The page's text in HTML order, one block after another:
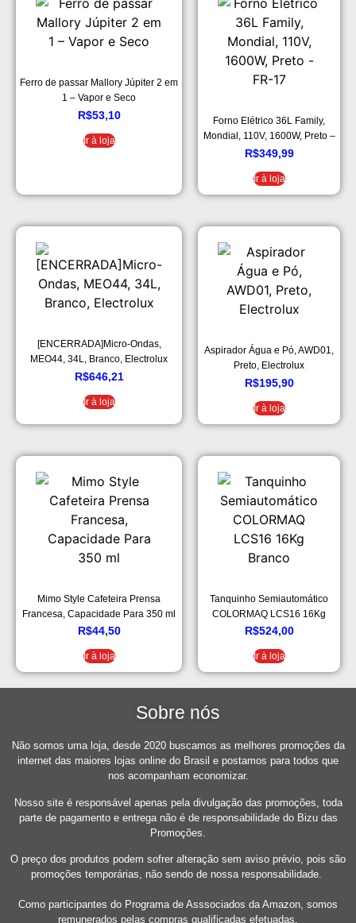
Ferro de passar Mallory Júpiter 2 em
1 – Vapor e Seco
R$53,10
Ir à loja
Forno Elétrico 36L Family,
Mondial, 110V, 1600W, Preto –
FR-17
R$349,99
Ir à loja
[ENCERRADA]Micro-Ondas,
MEO44, 34L, Branco, Electrolux
R$646,21
Ir à loja
Aspirador Água e Pó, AWD01,
Preto, Electrolux
R$195,90
Ir à loja
Mimo Style Cafeteira Prensa
Francesa, Capacidade Para 350 ml
R$44,50
Ir à loja
Tanquinho Semiautomático
COLORMAQ LCS16 16Kg
Branco
R$524,00
Ir à loja
Sobre nós
Não somos uma loja, desde 2020 buscamos as melhores promoções da
internet das maiores lojas online do Brasil e postamos para todos que
nos acompanham economizar.
Nosso site é responsável apenas pela divulgação das promoções, toda
parte de pagamento e entrega não é de responsabilidade do Bizu das
Promoções.
O preço dos produtos podem sofrer alteração sem aviso prévio, pois são
promoções temporárias, não sendo de nossa responsabilidade.
Como participantes do Programa de Asssociados da Amazon, somos
remunerados pelas compras qualificadas efetuadas.